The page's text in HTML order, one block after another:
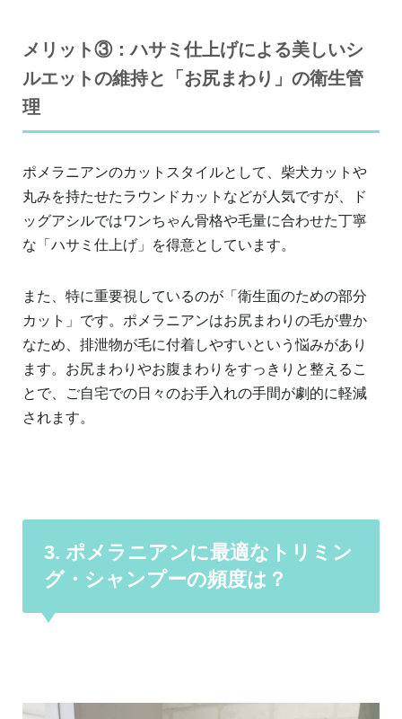
メリット③：ハサミ仕上げによる美しいシ
ルエットの維持と「お尻まわり」の衛生管
理
ポメラニアンのカットスタイルとして、柴犬カットや
丸みを持たせたラウンドカットなどが人気ですが、ド
ッグアシルではワンちゃん骨格や毛量に合わせた丁寧
な「ハサミ仕上げ」を得意としています。
また、特に重要視しているのが「衛生面のための部分
カット」です。ポメラニアンはお尻まわりの毛が豊か
なため、排泄物が毛に付着しやすいという悩みがあり
ます。お尻まわりやお腹まわりをすっきりと整えるこ
とで、ご自宅での日々のお手入れの手間が劇的に軽減
されます。
3. ポメラニアンに最適なトリミン
グ・シャンプーの頻度は？